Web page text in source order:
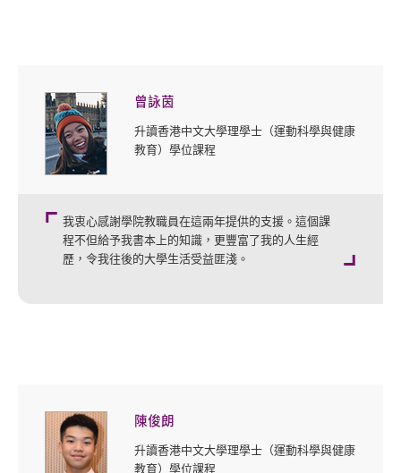
曾詠茵
升讀香港中文大學理學士（運動科學與健康
教育）學位課程
我衷心感謝學院教職員在這兩年提供的支援。這個課
程不但給予我書本上的知識，更豐富了我的人生經
歷，令我往後的大學生活受益匪淺。
陳俊朗
升讀香港中文大學理學士（運動科學與健康
教育）學位課程